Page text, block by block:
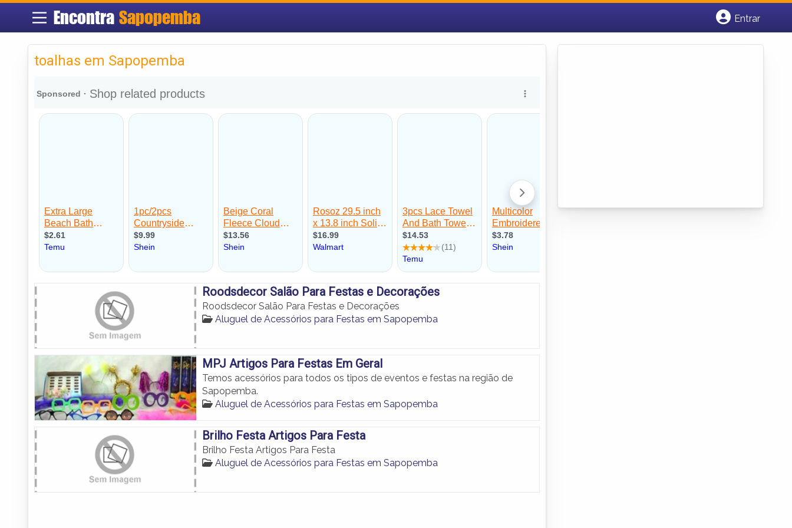
Encontra Sapopemba
Entrar
toalhas em Sapopemba
Roodsdecor Salão Para Festas e Decorações
Roodsdecor Salão Para Festas e Decorações
Aluguel de Acessórios para Festas em Sapopemba
MPJ Artigos Para Festas Em Geral
Temos acessórios para todos os tipos de eventos e festas na região de
Sapopemba.
Aluguel de Acessórios para Festas em Sapopemba
Brilho Festa Artigos Para Festa
Brilho Festa Artigos Para Festa
Aluguel de Acessórios para Festas em Sapopemba